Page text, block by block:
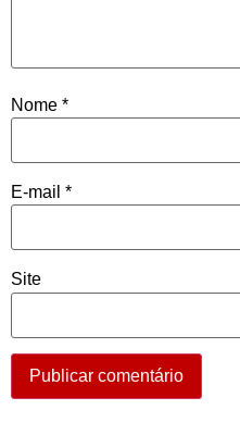
Nome *
E-mail *
Site